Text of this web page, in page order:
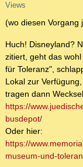
Views
(wo diesen Vorgang
Huch! Disneyland?
zitiert, geht das
für Toleranz",
Lokal zur
tragen dann
https://
busdepot/
Oder hier:
https://
museum-und-